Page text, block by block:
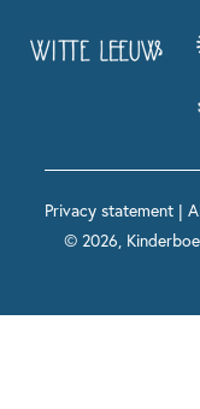
Grappige kinderboeken
Spannende
Boekentips 12+ jaar
Voor volwassenen
Spekkie en Sproet
Maxi & Helium
Voor het onderwijs
Privacy statement|
© 2026,